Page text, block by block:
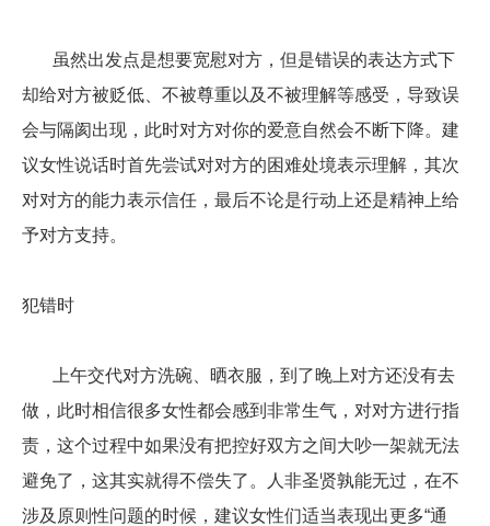
虽然出发点是想要宽慰对方，但是错误的表达方式下
却给对方被贬低、不被尊重以及不被理解等感受，导致误
会与隔阂出现，此时对方对你的爱意自然会不断下降。建
议女性说话时首先尝试对对方的困难处境表示理解，其次
对对方的能力表示信任，最后不论是行动上还是精神上给
予对方支持。
犯错时
上午交代对方洗碗、晒衣服，到了晚上对方还没有去
做，此时相信很多女性都会感到非常生气，对对方进行指
责，这个过程中如果没有把控好双方之间大吵一架就无法
避免了，这其实就得不偿失了。人非圣贤孰能无过，在不
涉及原则性问题的时候，建议女性们适当表现出更多“通